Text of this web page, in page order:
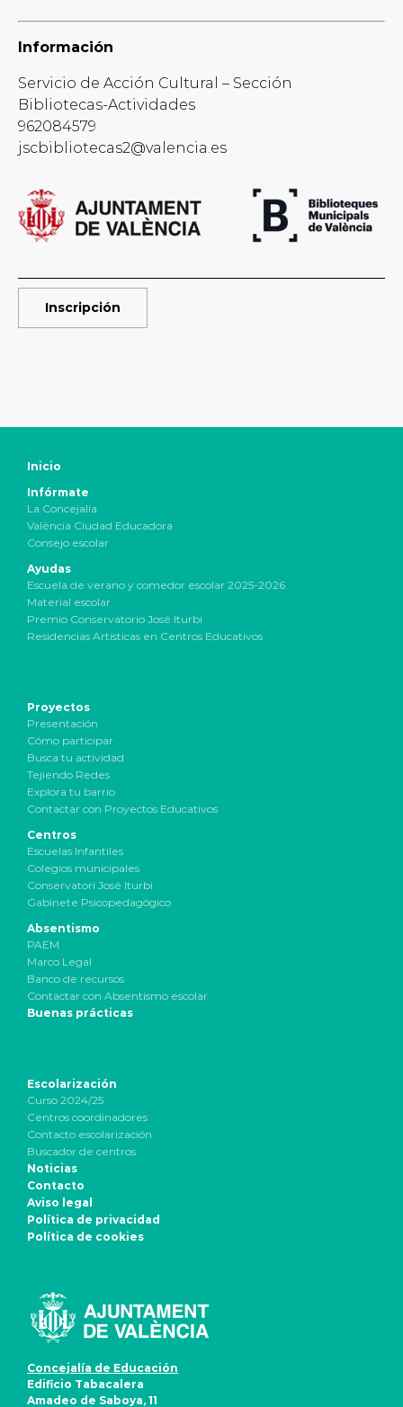
Información
Servicio de Acción Cultural – Sección
Bibliotecas-Actividades
962084579
jscbibliotecas2@valencia.es
Inscripción
Inicio
Infórmate
La Concejalía
València Ciudad Educadora
Consejo escolar
Ayudas
Escuela de verano y comedor escolar 2025-2026
Material escolar
Premio Conservatorio José Iturbi
Residencias Artísticas en Centros Educativos
Proyectos
Presentación
Cómo participar
Busca tu actividad
Tejiendo Redes
Explora tu barrio
Contactar con Proyectos Educativos
Centros
Escuelas Infantiles
Colegios municipales
Conservatori José Iturbi
Gabinete Psicopedagógico
Absentismo
PAEM
Marco Legal
Banco de recursos
Contactar con Absentismo escolar
Buenas prácticas
Escolarización
Curso 2024/25
Centros coordinadores
Contacto escolarización
Buscador de centros
Noticias
Contacto
Aviso legal
Política de privacidad
Política de cookies
Concejalía de Educación
Edificio Tabacalera
Amadeo de Saboya, 11